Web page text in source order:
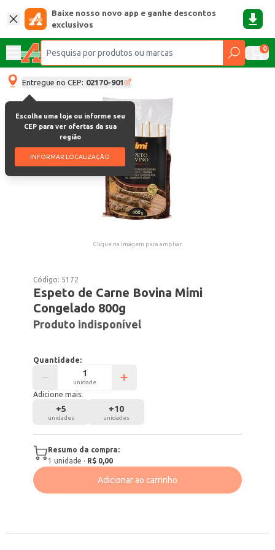
Baixe nosso novo app e ganhe descontos
exclusivos
0
Entregue no CEP: 02170-901
Escolha uma loja ou informe seu
CEP para ver ofertas da sua
região
INFORMAR LOCALIZAÇÃO
Clique na imagem para ampliar.
Código: 5172
Espeto de Carne Bovina Mimi
Congelado 800g
Produto indisponível
Quantidade:
unidade
Adicione mais:
+5
unidades
+10
unidades
Resumo da compra:
1 unidade · R$ 0,00
Adicionar ao carrinho